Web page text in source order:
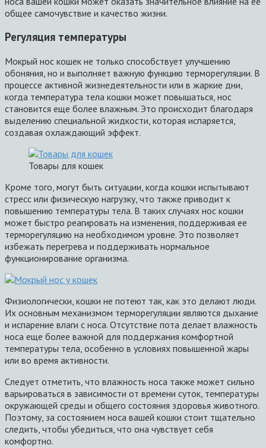
общее самочувствие и качество жизни.
Регуляция температуры
Мокрый нос кошек не только способствует улучшению
обоняния, но и выполняет важную функцию терморегуляции. В
процессе активной жизнедеятельности или в жаркие дни,
когда температура тела кошки может повышаться, нос
становится еще более влажным. Это происходит благодаря
выделению специальной жидкости, которая испаряется,
создавая охлаждающий эффект.
Товары для кошек
Кроме того, могут быть ситуации, когда кошки испытывают
стресс или физическую нагрузку, что также приводит к
повышению температуры тела. В таких случаях нос кошки
может быстро реагировать на изменения, поддерживая ее
терморегуляцию на необходимом уровне. Это позволяет
избежать перегрева и поддерживать нормальное
функционирование организма.
Физиологически, кошки не потеют так, как это делают люди.
Их основным механизмом терморегуляции являются дыхание
и испарение влаги с носа. Отсутствие пота делает влажность
носа еще более важной для поддержания комфортной
температуры тела, особенно в условиях повышенной жары
или во время активности.
Следует отметить, что влажность носа также может сильно
варьироваться в зависимости от времени суток, температуры
окружающей среды и общего состояния здоровья животного.
Поэтому, за состоянием носа вашей кошки стоит тщательно
следить, чтобы убедиться, что она чувствует себя
комфортно.